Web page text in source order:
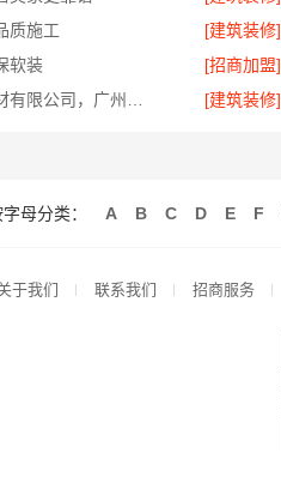
质施工 [建筑装修]
软装 [招商加盟]
[建筑装修]
母分类： A B C D E F
于我们 联系我们 招商服务